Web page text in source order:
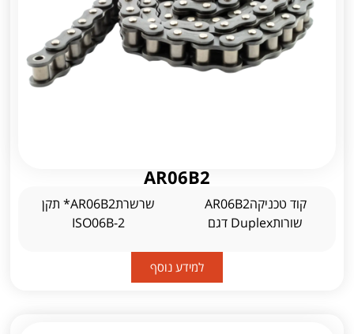
AR06B2
קוד טכניקהAR06B2
שורותDuplex דגם
שרשרתAR06B2* תקן
ISO06B-2
למידע נוסף